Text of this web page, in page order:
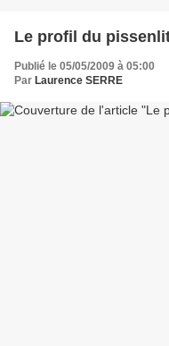
Le profil du
Publié le 05/05/2009 à 05:00
Par Laurence SERRE